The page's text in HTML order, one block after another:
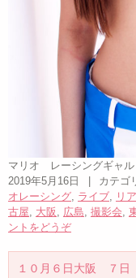
マリオ レーシングギャル
2019年5月16日
カテゴ
オレーシング, ライブ, リ
古屋, 大阪 , 広島, 撮影会,
ントをどうぞ
１０月６日大阪 ７